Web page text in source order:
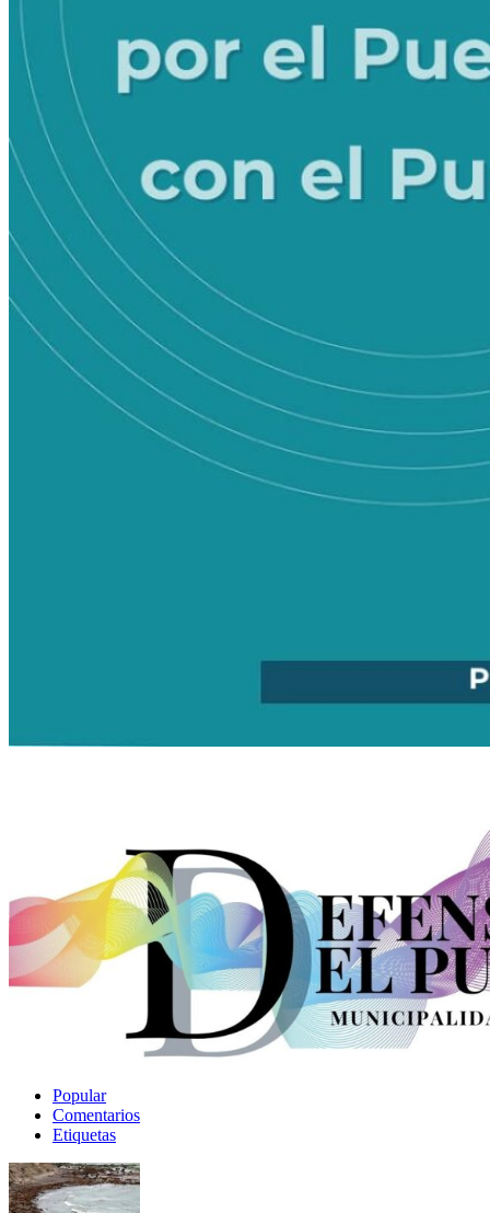
Popular
Comentarios
Etiquetas